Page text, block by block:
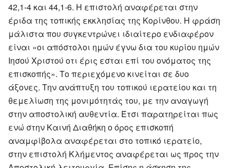
42,1-4 και 44,1-6. Η επιστολή αναφέρεται στην
έριδα της τοπικής εκκλησίας της Κορίνθου. Η φράση
μάλιστα που συγκεντρώνει ιδιαίτερο ενδιαφέρον
είναι «οι απόστολοι ημών έγνω δια του κυρίου ημών
Ιησού Χριστού οτι έρις εσται επί του ονόματος της
επισκοπής». Το περιεχόμενο κινείται σε δυο
άξονες. Την ανάπτυξη του τοπικού ιερατείου και τη
θεμελίωση της μονιμότητάς του, με την αναγωγή
στην αποστολική αυθεντία. Έτσι παρατηρείται πως
ενώ στην Καινή Διαθήκη ο όρος επισκοπή
αναμφίβολα αναφέρεται στο τοπικό ιερατείο,
στην επιστολή Κλήμεντος αναφέρεται ως προς την